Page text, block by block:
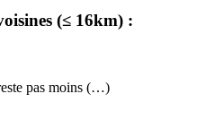
(≤ 16km) :
pas moins (…)